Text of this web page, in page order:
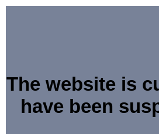
The website is
have been